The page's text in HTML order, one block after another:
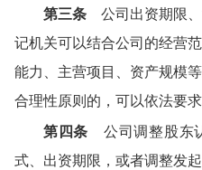
第三条 公司出资期限
记机关可以结合公司的经营
能力、主营项目、资产规模
合理性原则的，可以依法要求
第四条 公司调整股东
式、出资期限，或者调整发